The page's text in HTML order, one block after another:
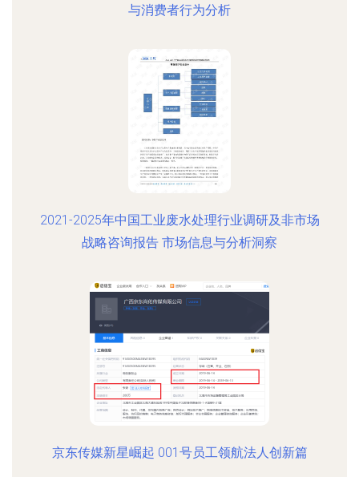
与消费者行为分析
2021-2025年中国工业废水处理行业调研及非市场
战略咨询报告 市场信息与分析洞察
京东传媒新星崛起 001号员工领航法人创新篇